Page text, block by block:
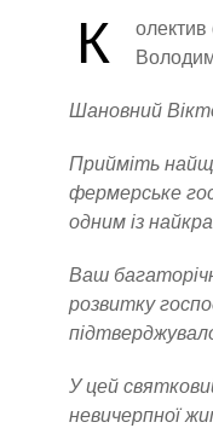
К
олектив
Шановний
Прийміть
фермерське
одним із
Ваш
розвитку
У цей
невичерпної